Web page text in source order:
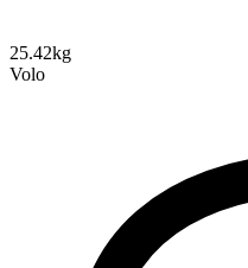
25.42kg
Volo